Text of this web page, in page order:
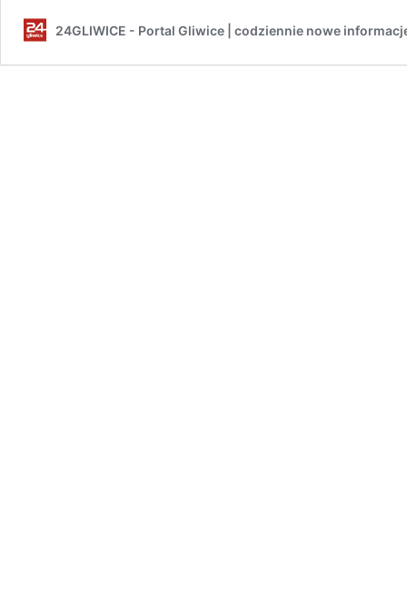
24GLIWICE - Portal Gliwice | codziennie nowe